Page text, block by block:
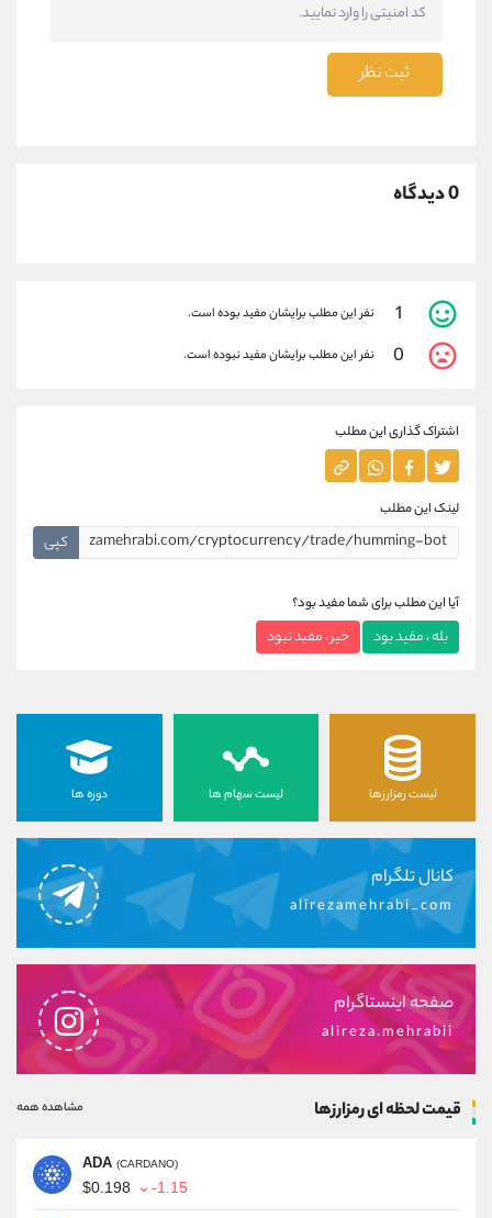
ثبت نظر
0 دیدگاه
1 نفر این مطلب برایشان مفید بوده است.
0 نفر این مطلب برایشان مفید نبوده است.
اشتراک گذاری این مطلب
لینک این مطلب
کپی
آیا این مطلب برای شما مفید بود؟
بله ، مفید بود خیر ، مفید نبود
لیست رمزارزها لیست سهام ها دوره ها
کانال تلگرام
alirezamehrabi_com
صفحه اینستاگرام
alireza.mehrabii
قیمت لحظه ای رمزارزها مشاهده همه
ADA (CARDANO)
$0.198 -1.15